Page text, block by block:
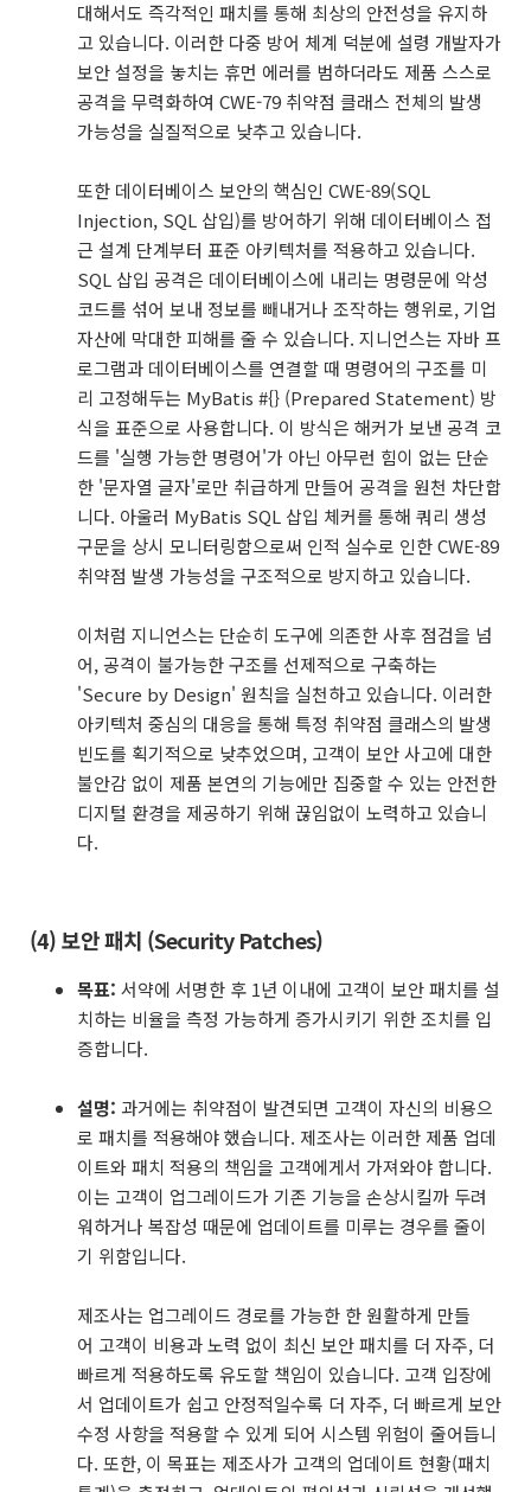
대해서도 즉각적인 패치를 통해 최상의 안전성을 유지하
고 있습니다. 이러한 다중 방어 체계 덕분에 설령 개발자가
보안 설정을 놓치는 휴먼 에러를 범하더라도 제품 스스로
공격을 무력화하여 CWE-79 취약점 클래스 전체의 발생
가능성을 실질적으로 낮추고 있습니다.
또한 데이터베이스 보안의 핵심인 CWE-89(SQL
Injection, SQL 삽입)를 방어하기 위해 데이터베이스 접
근 설계 단계부터 표준 아키텍처를 적용하고 있습니다.
SQL 삽입 공격은 데이터베이스에 내리는 명령문에 악성
코드를 섞어 보내 정보를 빼내거나 조작하는 행위로, 기업
자산에 막대한 피해를 줄 수 있습니다. 지니언스는 자바 프
로그램과 데이터베이스를 연결할 때 명령어의 구조를 미
리 고정해두는 MyBatis #{} (Prepared Statement) 방
식을 표준으로 사용합니다. 이 방식은 해커가 보낸 공격 코
드를 '실행 가능한 명령어'가 아닌 아무런 힘이 없는 단순
한 '문자열 글자'로만 취급하게 만들어 공격을 원천 차단합
니다. 아울러 MyBatis SQL 삽입 체커를 통해 쿼리 생성
구문을 상시 모니터링함으로써 인적 실수로 인한 CWE-89
취약점 발생 가능성을 구조적으로 방지하고 있습니다.
이처럼 지니언스는 단순히 도구에 의존한 사후 점검을 넘
어, 공격이 불가능한 구조를 선제적으로 구축하는
'Secure by Design' 원칙을 실천하고 있습니다. 이러한
아키텍처 중심의 대응을 통해 특정 취약점 클래스의 발생
빈도를 획기적으로 낮추었으며, 고객이 보안 사고에 대한
불안감 없이 제품 본연의 기능에만 집중할 수 있는 안전한
디지털 환경을 제공하기 위해 끊임없이 노력하고 있습니
다.
(4) 보안 패치 (Security Patches)
목표: 서약에 서명한 후 1년 이내에 고객이 보안 패치를 설
치하는 비율을 측정 가능하게 증가시키기 위한 조치를 입
증합니다.
설명: 과거에는 취약점이 발견되면 고객이 자신의 비용으
로 패치를 적용해야 했습니다. 제조사는 이러한 제품 업데
이트와 패치 적용의 책임을 고객에게서 가져와야 합니다.
이는 고객이 업그레이드가 기존 기능을 손상시킬까 두려
워하거나 복잡성 때문에 업데이트를 미루는 경우를 줄이
기 위함입니다.
제조사는 업그레이드 경로를 가능한 한 원활하게 만들
어 고객이 비용과 노력 없이 최신 보안 패치를 더 자주, 더
빠르게 적용하도록 유도할 책임이 있습니다. 고객 입장에
서 업데이트가 쉽고 안정적일수록 더 자주, 더 빠르게 보안
수정 사항을 적용할 수 있게 되어 시스템 위험이 줄어듭니
다. 또한, 이 목표는 제조사가 고객의 업데이트 현황(패치